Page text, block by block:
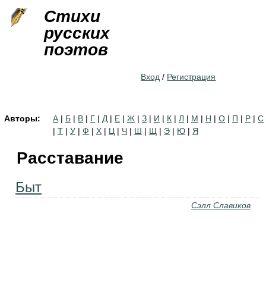
Стихи
русских
поэтов
Вход / Регистрация
Авторы: А | Б | В | Г | Д | Е | Ж | З | И | К | Л | М | Н | О | П | Р | С
| Т | У | Ф | Х | Ц | Ч | Ш | Щ | Э | Ю | Я
Расставание
Быт
Сэлл Славиков